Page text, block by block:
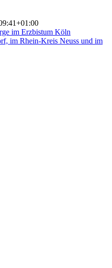
im Erzbistum Köln
im Rhein-Kreis Neuss und im